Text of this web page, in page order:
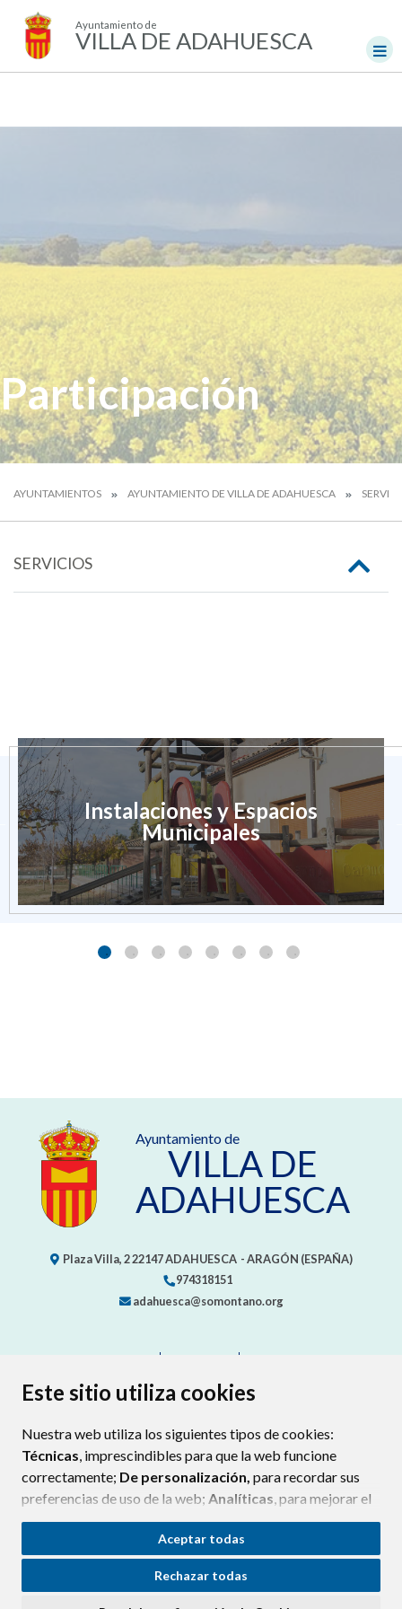
Este sitio utiliza cookies
Nuestra web utiliza los siguientes tipos de cookies:
Técnicas, imprescindibles para que la web funcione
correctamente; De personalización, para recordar sus
preferencias de uso de la web; Analíticas, para mejorar el
funcionamiento de la web y sus servicios.
Si acepta pulsando el botón“Aceptar todas”
consideramos que acepta su uso. Si pulsa el botón
Aceptar todas
Rechazar todas
Ayuntamiento de
VILLA DE ADAHUESCA
Participación
AYUNTAMIENTOS AYUNTAMIENTO DE VILLA DE ADAHUESCA
SERVICIOS
Instalaciones y Espacios
Municipales
Ayuntamiento de
VILLA DE
ADAHUESCA
Plaza Villa, 222147ADAHUESCA - ARAGÓN (ESPAÑA)
974318151
adahuesca@somontano.org
PROTECCIÓN DE DATOS
POLÍTICA DE COOKIES
ENLACE EXTERNO AL